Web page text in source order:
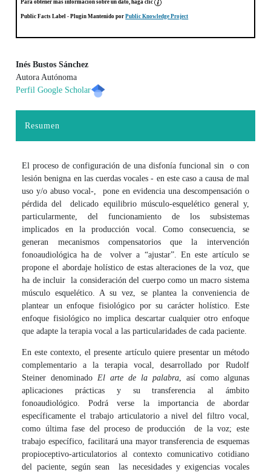
Para obtener más información sobre un dato, haga clic
Public Facts Label - Plugin Mantenido porPublic Knowledge Project
Contenido principal del artículo
Inés Bustos Sánchez
Autora Autónoma
Perfil Google Scholar
Resumen
El proceso de configuración de una disfonía funcional sin o con
lesión benigna en las cuerdas vocales - en este caso a causa de mal
uso y/o abuso vocal-, pone en evidencia una descompensación o
pérdida del delicado equilibrio músculo-esquelético general y,
particularmente, del funcionamiento de los subsistemas
implicados en la producción vocal. Como consecuencia, se
generan mecanismos compensatorios que la intervención
fonoaudiológica ha de volver a “ajustar”. En este artículo se
propone el abordaje holístico de estas alteraciones de la voz, que
ha de incluir la consideración del cuerpo como un macro sistema
músculo esquelético. A su vez, se plantea la conveniencia de
plantear un enfoque fisiológico por su carácter holístico. Este
enfoque fisiológico no implica descartar cualquier otro enfoque
que adapte la terapia vocal a las particularidades de cada paciente.
En este contexto, el presente artículo quiere presentar un método
complementario a la terapia vocal, desarrollado por Rudolf
Steiner denominado El arte de la palabra, así como algunas
aplicaciones prácticas y su transferencia al ámbito
fonoaudiológico. Podrá verse la importancia de abordar
específicamente el trabajo articulatorio a nivel del filtro vocal,
como última fase del proceso de producción de la voz; este
trabajo específico, facilitará una mayor transferencia de esquemas
propioceptivo-articulatorios al contexto comunicativo cotidiano
del paciente, según sean las necesidades y exigencias vocales